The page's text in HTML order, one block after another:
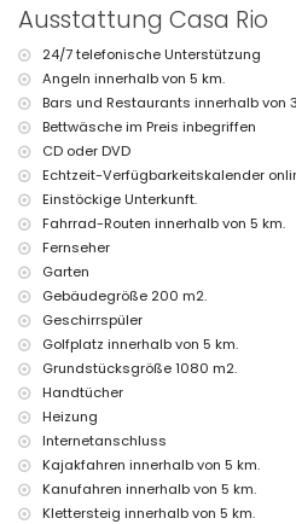
Kilometer von der Villa entfernt)
nächster Strand: Playa del
Villa entfernt)
nächster Hafen: La Fontana,
der Villa entfernt)
nächster Park: Pinosol, Javea
entfernt)
nächster Flughafen: Alicante
Villa entfernt)
zweiter nächster Flughafen:
Haustiere sind nicht erlaubt
Die Unterkunft eignet sich sehr
Ausstattungen und
enthalten sind
Internet (WiFi)
Bügeleisen und Bügelbrett
Bettwäsche und Handtücher
Rezeption und 24-Stunden-
Zentralheizung und Klimaanlage
Ausstattungen und
Beheizung des Pools
Ausstattung Casa Rio
24/7 telefonische Unterstützung
Angeln innerhalb von 5 km.
Bars und Restaurants innerhalb von
Bettwäsche im Preis inbegriffen
CD oder DVD
Echtzeit-Verfügbarkeitskalender
Einstöckige Unterkunft.
Fahrrad-Routen innerhalb von 5 km.
Fernseher
Garten
Gebäudegröße 200 m2.
Geschirrspüler
Golfplatz innerhalb von 5 km.
Grundstücksgröße 1080 m2.
Handtücher
Heizung
Internetanschluss
Kajakfahren innerhalb von 5 km.
Kanufahren innerhalb von 5 km.
Klettersteig innerhalb von 5 km.